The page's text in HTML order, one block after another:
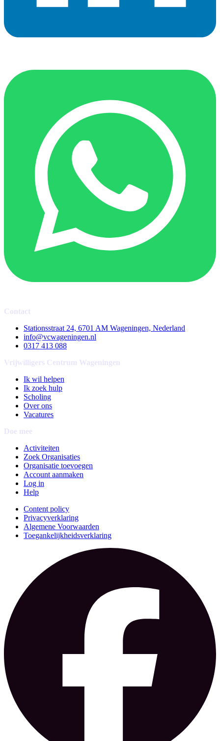
Contact
Stationsstraat 24, 6701 AM Wageningen, Nederland
info@vcwageningen.nl
0317 413 088
Vrijwilligers Centrum Wageningen
Ik wil helpen
Ik zoek hulp
Scholing
Over ons
Vacatures
Doe mee
Activiteiten
Zoek Organisaties
Organisatie toevoegen
Account aanmaken
Log in
Help
Content policy
Privacyverklaring
Algemene Voorwaarden
Toegankelijkheidsverklaring